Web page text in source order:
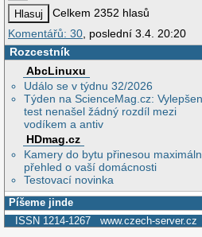
Celkem 2352 hlasů
Komentářů: 30 , poslední 3.4. 20:20
Rozcestník
AbcLinuxu
Událo se v týdnu 32/2026
Týden na ScienceMag.cz:
test nenašel žádný rozdíl mezi
vodíkem a antiv
HDmag.cz
Kamery do bytu přinesou
přehled o vaší domácnosti
Testovací novinka
Píšeme jinde
ISSN 1214-1267 www.czech-server.cz